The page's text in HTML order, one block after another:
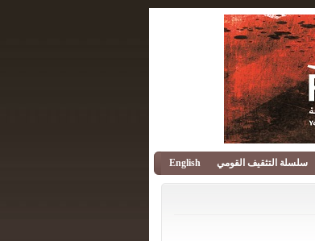
سلسلة التثقيف القومي English